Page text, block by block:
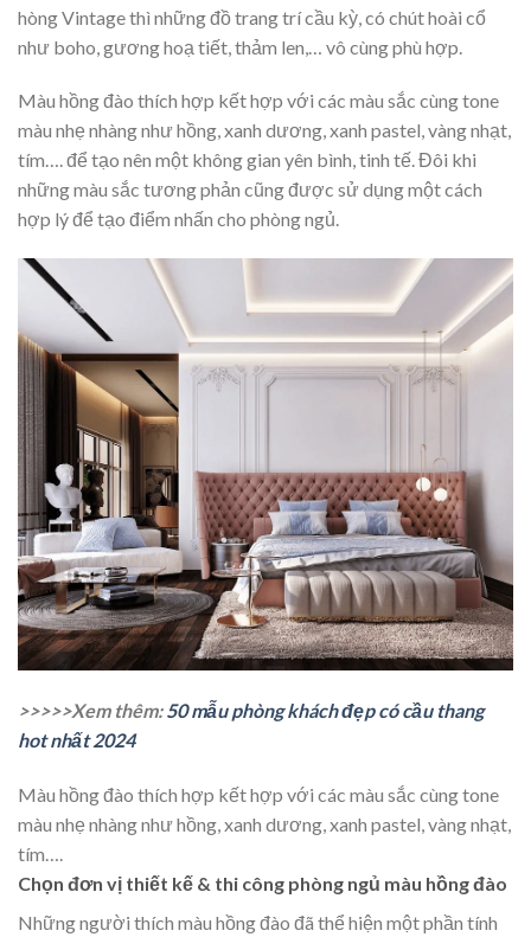
hòng Vintage thì những đồ trang trí cầu kỳ, có chút hoài cổ
như boho, gương hoạ tiết, thảm len,… vô cùng phù hợp.
Màu hồng đào thích hợp kết hợp với các màu sắc cùng tone
màu nhẹ nhàng như hồng, xanh dương, xanh pastel, vàng nhạt,
tím…. để tạo nên một không gian yên bình, tinh tế. Đôi khi
những màu sắc tương phản cũng được sử dụng một cách
hợp lý để tạo điểm nhấn cho phòng ngủ.
>>>>>Xem thêm:50 mẫu phòng khách đẹp có cầu thang
hot nhất 2024
Màu hồng đào thích hợp kết hợp với các màu sắc cùng tone
màu nhẹ nhàng như hồng, xanh dương, xanh pastel, vàng nhạt,
tím….
Chọn đơn vị thiết kế & thi công phòng ngủ màu hồng đào
Những người thích màu hồng đào đã thể hiện một phần tính